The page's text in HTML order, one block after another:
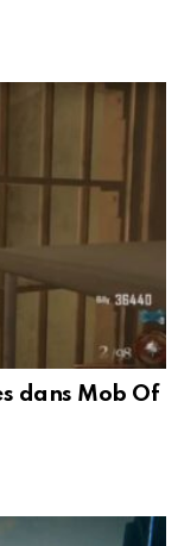
dans Mob Of